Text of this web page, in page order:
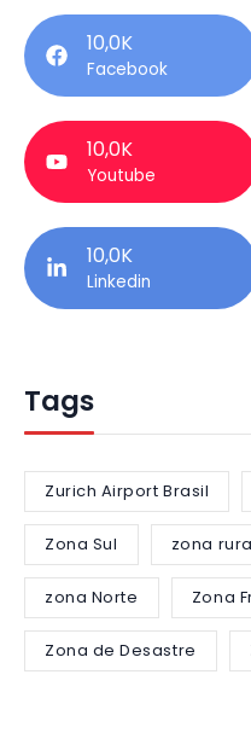
10,0K
Facebook
10,0K
Youtube
10,0K
Linkedin
Tags
Zurich Airport Brasil
Zona Sul zona
zona Norte Zona
Zona de Desastre